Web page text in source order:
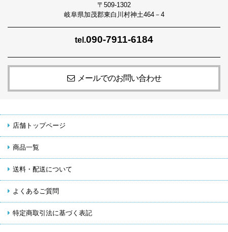
〒509-1302
岐阜県加茂郡東白川村神土464－4
tel.090-7911-6184
メールでのお問い合わせ
店舗トップページ
商品一覧
送料・配送について
よくあるご質問
特定商取引法に基づく表記